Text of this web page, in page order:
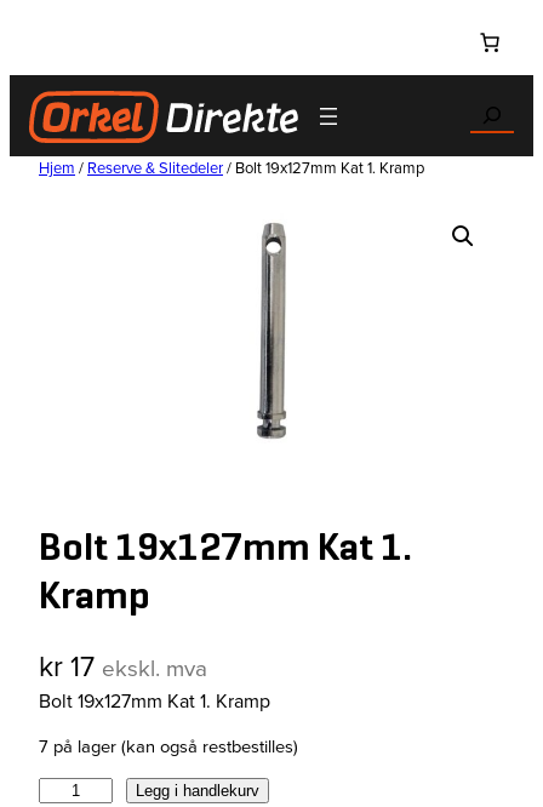
innhold
Search
Hjem / Reserve & Slitedeler/ Bolt 19x127mm Kat 1. Kramp
Bolt 19x127mm Kat 1.
Kramp
kr17 ekskl. mva
Bolt 19x127mm Kat 1. Kramp
7 på lager (kan også restbestilles)
Legg i handlekurv